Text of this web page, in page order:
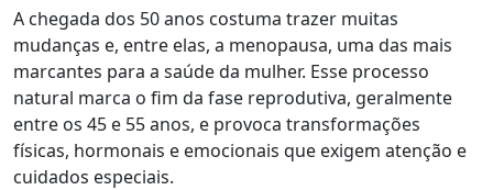
A chegada dos 50 anos costuma trazer muitas
mudanças e, entre elas, a menopausa, uma das mais
marcantes para a saúde da mulher. Esse processo
natural marca o fim da fase reprodutiva, geralmente
entre os 45 e 55 anos, e provoca transformações
físicas, hormonais e emocionais que exigem atenção e
cuidados especiais.